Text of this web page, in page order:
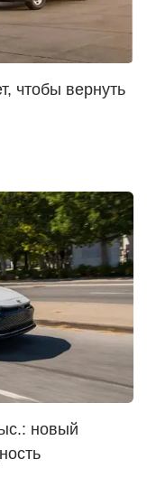
чтобы вернуть
новый